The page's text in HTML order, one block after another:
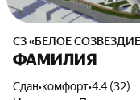
СЗ «БЕЛОЕ
ФАМИЛИЯ
Сдан•комфорт•4.4 (32)